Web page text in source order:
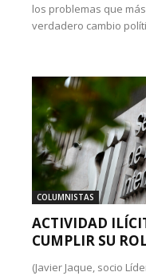
los problemas que
verdadero cambio
COLUMNISTAS
ACTIVIDAD
CUMPLIR SU
(Javier Jaque, socio